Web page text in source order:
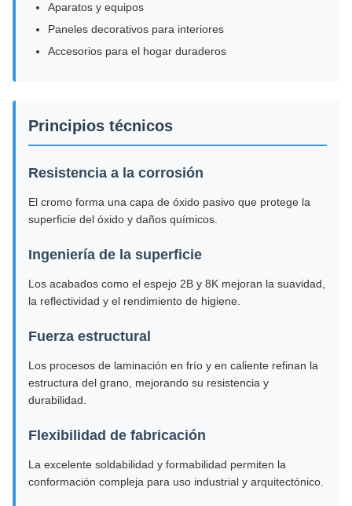
Aparatos y equipos
Paneles decorativos para interiores
Accesorios para el hogar duraderos
Principios técnicos
Resistencia a la corrosión
El cromo forma una capa de óxido pasivo que protege la
superficie del óxido y daños químicos.
Ingeniería de la superficie
Los acabados como el espejo 2B y 8K mejoran la suavidad,
la reflectividad y el rendimiento de higiene.
Fuerza estructural
Los procesos de laminación en frío y en caliente refinan la
estructura del grano, mejorando su resistencia y
durabilidad.
Flexibilidad de fabricación
La excelente soldabilidad y formabilidad permiten la
conformación compleja para uso industrial y arquitectónico.